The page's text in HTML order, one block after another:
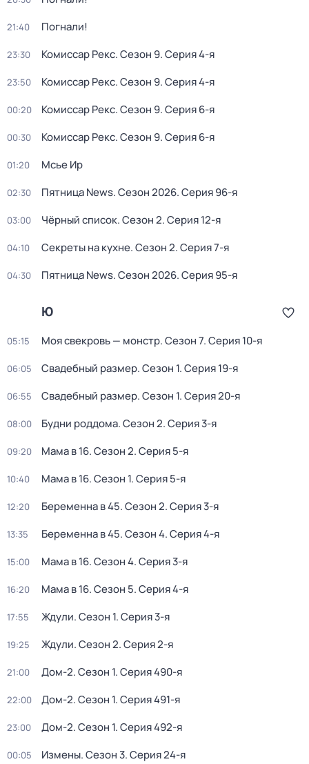
21:40 Погнали!
23:30 Комиссар Рекс. Сезон 9. Серия 4-я
23:50 Комиссар Рекс. Сезон 9. Серия 4-я
00:20 Комиссар Рекс. Сезон 9. Серия 6-я
00:30 Комиссар Рекс. Сезон 9. Серия 6-я
01:20 Мсье Ир
02:30 Пятница News. Сезон 2026. Серия 96-я
03:00 Чёрный список. Сезон 2. Серия 12-я
04:10 Секреты на кухне. Сезон 2. Серия 7-я
04:30 Пятницa News. Сезон 2026. Серия 95-я
Ю
05:15 Моя свекровь — монстр. Сезон 7. Серия 10-я
06:05 Свадебный размер. Сезон 1. Серия 19-я
06:55 Свадебный размер. Сезон 1. Серия 20-я
08:00 Будни роддома. Сезон 2. Серия 3-я
09:20 Мама в 16. Сезон 2. Серия 5-я
10:40 Мама в 16. Сезон 1. Серия 5-я
12:20 Беременна в 45. Сезон 2. Серия 3-я
13:35 Беременна в 45. Сезон 4. Серия 4-я
15:00 Мама в 16. Сезон 4. Серия 3-я
16:20 Мама в 16. Сезон 5. Серия 4-я
17:55 Ждули. Сезон 1. Серия 3-я
19:25 Ждули. Сезон 2. Серия 2-я
21:00 Дом-2. Сезон 1. Серия 490-я
22:00 Дом-2. Сезон 1. Серия 491-я
23:00 Дом-2. Сезон 1. Серия 492-я
00:05 Измены. Сезон 3. Серия 24-я